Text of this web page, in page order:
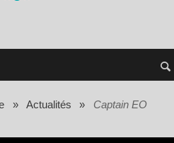
» Actualités »
Captain EO